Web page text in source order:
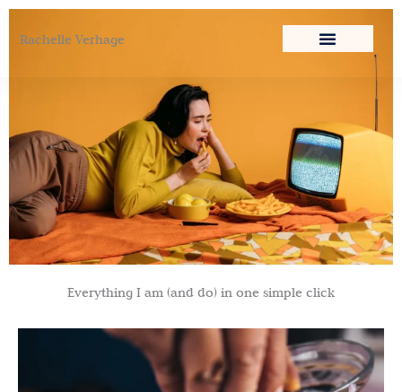
Ga
naarRachelle Verhage
Everything I am (and do) in one simple click